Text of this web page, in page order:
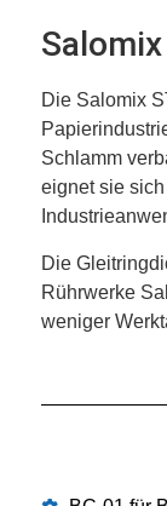
Die Salomix
Schlamm
eignet sie
Die
Rührwerke
weniger